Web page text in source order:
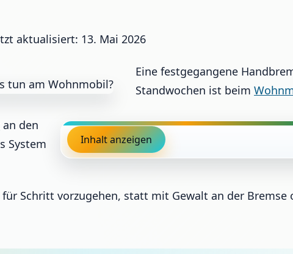
aktualisiert: 13. Mai 2026
Inhalt anzeigen
Eine festgegangene
Standwochen ist beim
an den
System
Schritt vorzugehen, statt mit Gewalt an der Bremse